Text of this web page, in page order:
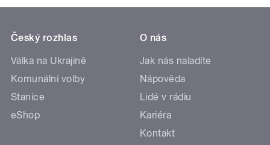
Český rozhlas
Válka na Ukrajině
Komunální volby
Stanice
eShop
O nás
Jak nás naladíte
Nápověda
Lidé v rádiu
Kariéra
Kontakt